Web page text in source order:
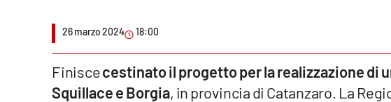
Venti di comunicazione
Streaming
26 marzo 2024 18:00
Finiscecestinato il progetto per la realizzazione di
Squillace e Borgia, in provincia di Catanzaro. La